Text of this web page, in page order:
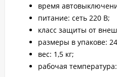
время
питание: сеть 220 В;
класс защиты от
размеры в упакове:
вес: 1,5 кг;
рабочая